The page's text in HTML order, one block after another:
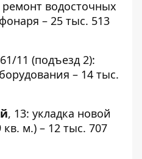
ремонт водосточных
– 25 тыс. 513
61/11 (подъезд 2):
– 14 тыс.
, 13: укладка новой
м.) – 12 тыс. 707